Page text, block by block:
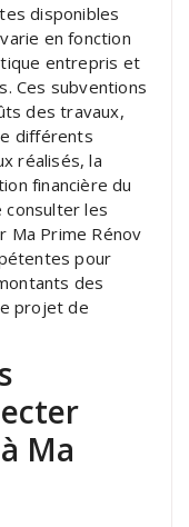
disponibles
en fonction
entrepris et
Ces subventions
des travaux,
différents
réalisés, la
financière du
consulter les
Ma Prime Rénov
pour
des
projet de
Ma